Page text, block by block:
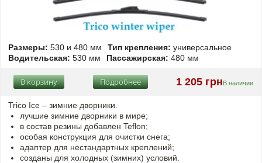
Размеры: 530 и 480 мм Тип крепления: универсальное
Водительская: 530 мм Пассажирская: 480 мм
1 205 грнВ наличии
Подробнее
В корзину
Trico Ice – зимние дворники.
лучшие зимние дворники в мире;
в состав резины добавлен Teflon;
особая конструкция для очистки снега;
адаптер для нестандартных креплений;
созданы для холодных (зимних) условий.